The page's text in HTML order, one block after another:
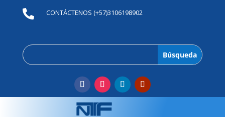
 CONTÁCTENOS (+57)3106198902